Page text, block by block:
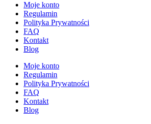
Moje konto
Regulamin
Polityka Prywatności
FAQ
Kontakt
Blog
Moje konto
Regulamin
Polityka Prywatności
FAQ
Kontakt
Blog